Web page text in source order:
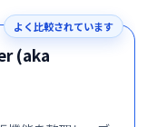
よく比較されています
(aka